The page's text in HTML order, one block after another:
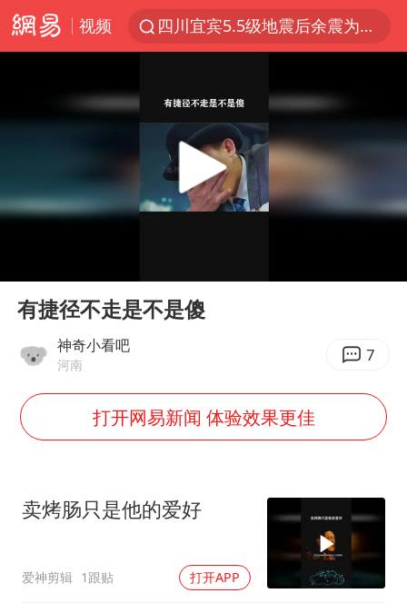
视频
四川宜宾5.5级地震后余震为何不断
王艺迪无缘横滨赛决赛
武契奇会见泽连斯基有何意图
上海大部迎大暴雨
上交绝杀清华 姚明笑出表情包
白海豚在海上打了个结
以军士兵把枪口对准中国记者
构建更高水平的全民健身公共服务体系
Play
有捷径不走是不是傻
神奇小看吧
河南 7
打开网易新闻 体验效果更佳
卖烤肠只是他的爱好
爱神剪辑 1跟贴 打开APP